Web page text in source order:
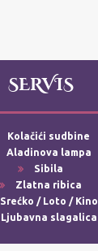
SERVIS
Kolačići sudbine
Aladinova lampa
Sibila
Zlatna ribica
Srećko / Loto / Kino
Ljubavna slagalica